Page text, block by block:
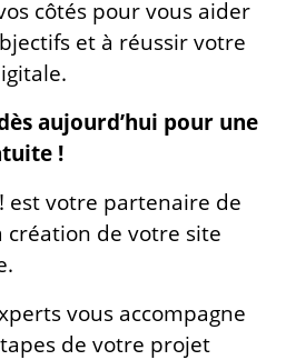
côtés pour vous aider
et à réussir votre
aujourd’hui pour une
!
est votre partenaire de
création de votre site
vous accompagne
de votre projet